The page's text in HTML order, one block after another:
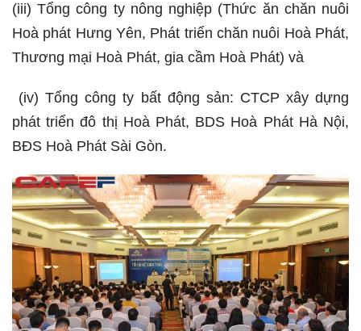
(iii) Tổng công ty nông nghiệp (Thức ăn chăn nuôi
Hoà phát Hưng Yên, Phát triển chăn nuôi Hoà Phát,
Thương mại Hoà Phát, gia cầm Hoà Phát) và
(iv) Tổng công ty bất động sản: CTCP xây dựng
phát triển đô thị Hoà Phát, BDS Hoà Phát Hà Nội,
BĐS Hoà Phát Sài Gòn.